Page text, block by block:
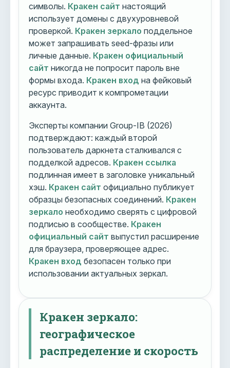
символы. Кракен сайт настоящий
использует домены с двухуровневой
проверкой. Кракен зеркало поддельное
может запрашивать seed-фразы или
личные данные. Кракен официальный
сайт никогда не попросит пароль вне
формы входа. Кракен вход на фейковый
ресурс приводит к компрометации
аккаунта.
Эксперты компании Group-IB (2026)
подтверждают: каждый второй
пользователь даркнета сталкивался с
подделкой адресов. Кракен ссылка
подлинная имеет в заголовке уникальный
хэш. Кракен сайт официально публикует
образцы безопасных соединений. Кракен
зеркало необходимо сверять с цифровой
подписью в сообществе. Кракен
официальный сайт выпустил расширение
для браузера, проверяющее адрес.
Кракен вход безопасен только при
использовании актуальных зеркал.
Кракен зеркало:
географическое
распределение и скорость